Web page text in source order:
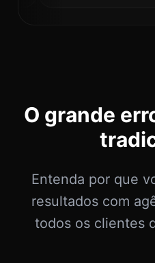
O grande
Entenda por que
resultados com
todos os clientes